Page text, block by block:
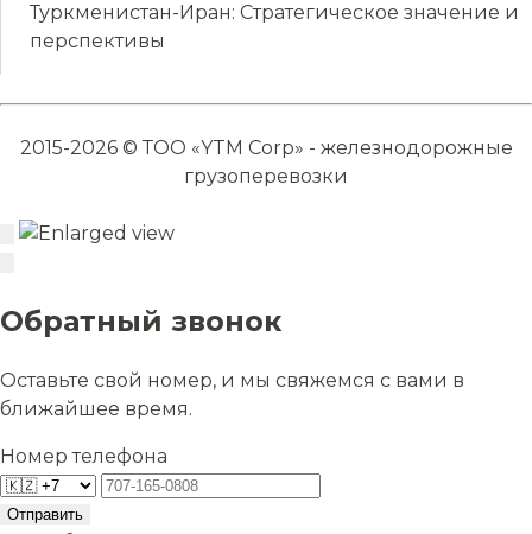
Туркменистан-Иран: Стратегическое значение и
перспективы
2015-2026 © ТОО «YTM Corp» - железнодорожные
грузоперевозки
Обратный звонок
Оставьте свой номер, и мы свяжемся с вами в
ближайшее время.
Номер телефона
Отправить